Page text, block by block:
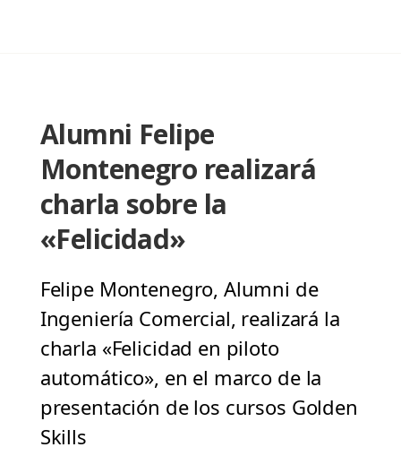
Alumni Felipe
Montenegro realizará
charla sobre la
«Felicidad»
Felipe Montenegro, Alumni de
Ingeniería Comercial, realizará la
charla «Felicidad en piloto
automático», en el marco de la
presentación de los cursos Golden
Skills